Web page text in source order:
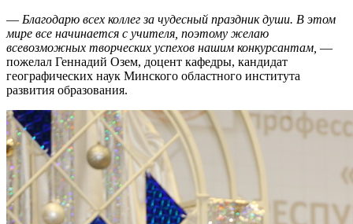
— Благодарю всех коллег за чудесный праздник души. В этом
мире все начинается с учителя, поэтому желаю
всевозможных творческих успехов нашим конкурсантам, —
пожелал Геннадий Озем, доцент кафедры, кандидат
географических наук Минского областного института
развития образования.